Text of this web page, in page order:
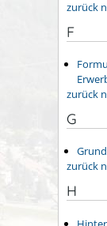
zurück
F
zurück
G
zurück
H